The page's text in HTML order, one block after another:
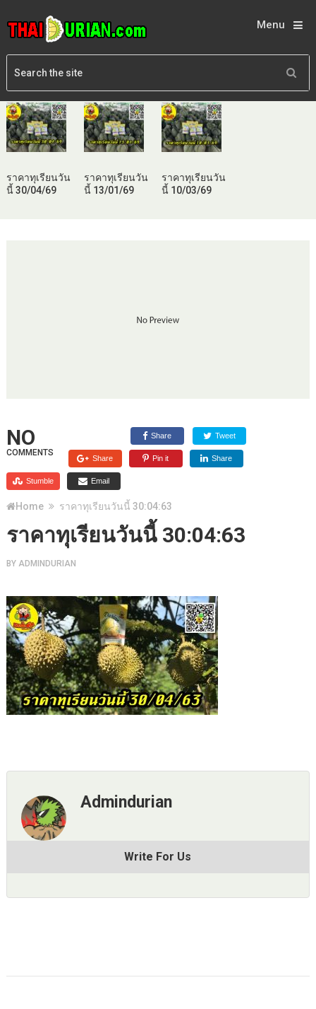
Menu
ราคาทุเรียนวัน
นี้ 30/04/69
ราคาทุเรียนวัน
นี้ 13/01/69
ราคาทุเรียนวัน
นี้ 10/03/69
NO
COMMENTS
Share Tweet
Share Pin it Share
Stumble Email
Home ราคาทุเรียนวันนี้ 30:04:63
ราคาทุเรียนวันนี้ 30:04:63
BY ADMINDURIAN
Admindurian
Write For Us